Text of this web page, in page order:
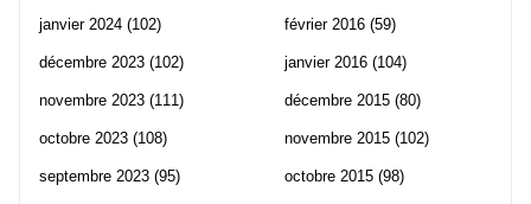
janvier 2024 (102)
décembre 2023 (102)
novembre 2023 (111)
octobre 2023 (108)
septembre 2023 (95)
février 2016 (59)
janvier 2016 (104)
décembre 2015 (80)
novembre 2015 (102)
octobre 2015 (98)